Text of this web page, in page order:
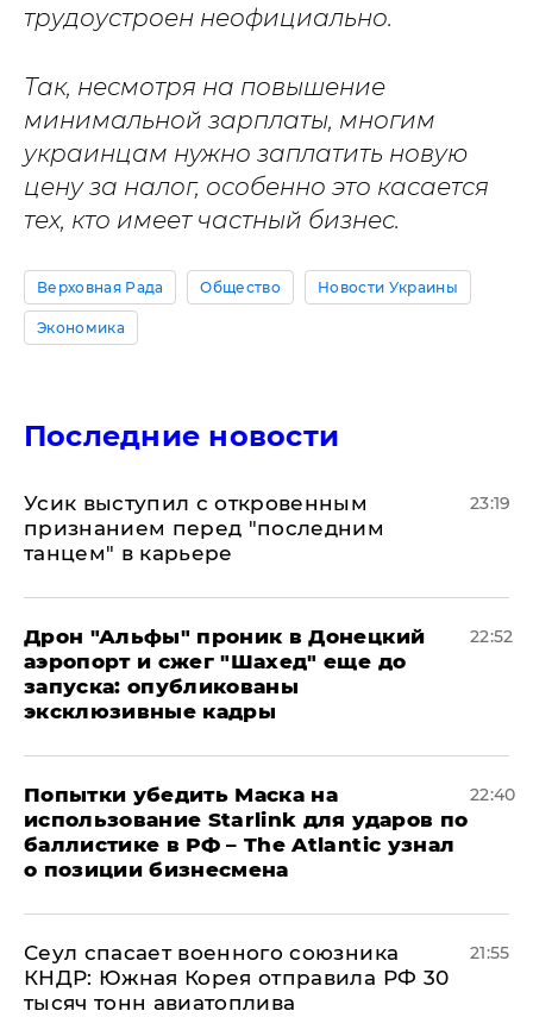
трудоустроен неофициально.
Так, несмотря на повышение
минимальной зарплаты, многим
украинцам нужно заплатить новую
цену за налог, особенно это касается
тех, кто имеет частный бизнес.
Верховная Рада Общество Новости Украины
Экономика
Последние новости
Усик выступил с откровенным
признанием перед "последним
танцем" в карьере
23:19
Дрон "Альфы" проник в Донецкий
аэропорт и сжег "Шахед" еще до
запуска: опубликованы
эксклюзивные кадры
22:52
Попытки убедить Маска на
использование Starlink для ударов по
баллистике в РФ – The Atlantic узнал
о позиции бизнесмена
22:40
​Сеул спасает военного союзника
КНДР: Южная Корея отправила РФ 30
тысяч тонн авиатоплива
21:55